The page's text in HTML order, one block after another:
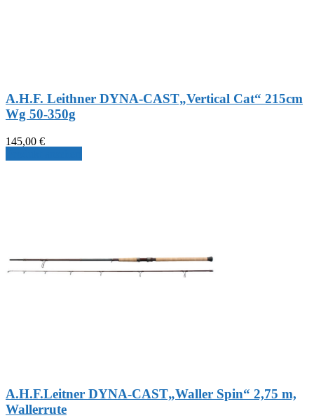
A.H.F. Leithner DYNA-CAST„Vertical Cat“ 215cm
Wg 50-350g
145,00 €
A.H.F.Leitner DYNA-CAST„Waller Spin“ 2,75 m,
Wallerrute